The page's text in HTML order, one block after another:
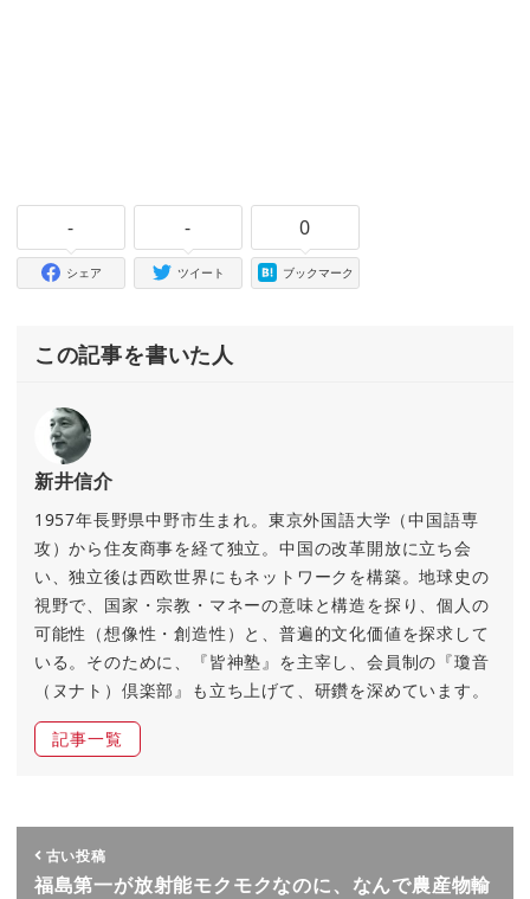
-
シェア
-
ツイート
0
ブックマーク
この記事を書いた人
新井信介
1957年長野県中野市生まれ。東京外国語大学（中国語専
攻）から住友商事を経て独立。中国の改革開放に立ち会
い、独立後は西欧世界にもネットワークを構築。地球史の
視野で、国家・宗教・マネーの意味と構造を探り、個人の
可能性（想像性・創造性）と、普遍的文化価値を探求して
いる。そのために、『皆神塾』を主宰し、会員制の『瓊音
（ヌナト）倶楽部』も立ち上げて、研鑽を深めています。
記事一覧
古い投稿
福島第一が放射能モクモクなのに、なんで農産物輸